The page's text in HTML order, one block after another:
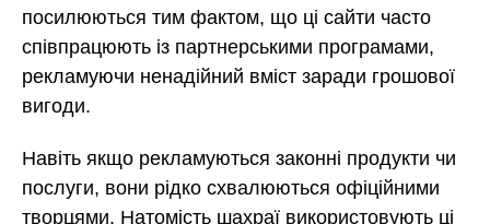
посилюються тим фактом, що ці сайти часто
співпрацюють із партнерськими програмами,
рекламуючи ненадійний вміст заради грошової
вигоди.
Навіть якщо рекламуються законні продукти чи
послуги, вони рідко схвалюються офіційними
творцями. Натомість шахраї використовують ці